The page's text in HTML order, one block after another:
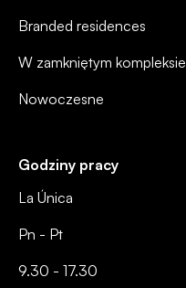
Godziny pracy
La Única
Pn - Pt
9.30 - 17.30
Branded residences
W zamkniętym kompleksie
Nowoczesne